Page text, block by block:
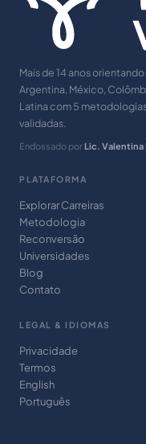
Mais de 14 anos
Argentina, México,
Latina com 5
validadas.
Endossado por Lic. Valentina
PLATAFORMA
Explorar Carreiras
Metodologia
Reconversão
Universidades
Blog
Contato
LEGAL & IDIOMAS
Privacidade
Termos
English
Português